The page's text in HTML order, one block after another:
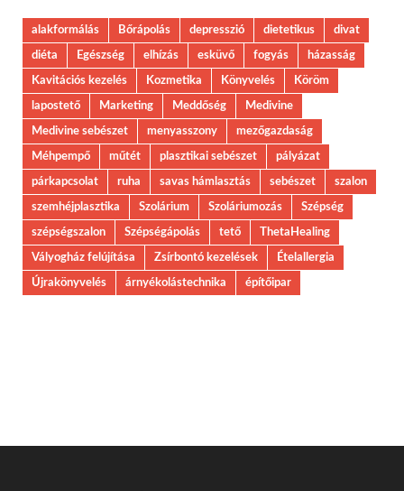
alakformálás Bőrápolás depresszió dietetikus
divat
diéta
Egészség elhízás esküvő fogyás
házasság
Kavitációs kezelés
Kozmetika Könyvelés
Köröm
lapostető
Marketing Meddőség
Medivine
Medivine sebészet
menyasszony
mezőgazdaság
Méhpempő
műtét plasztikai sebészet
pályázat
párkapcsolat
ruha savas hámlasztás sebészet
szalon
szemhéjplasztika
Szolárium Szoláriumozás
Szépség
szépségszalon
Szépségápolás tető
ThetaHealing
Vályogház felújítása
Zsírbontó kezelések
Ételallergia
Újrakönyvelés
árnyékolástechnika építőipar